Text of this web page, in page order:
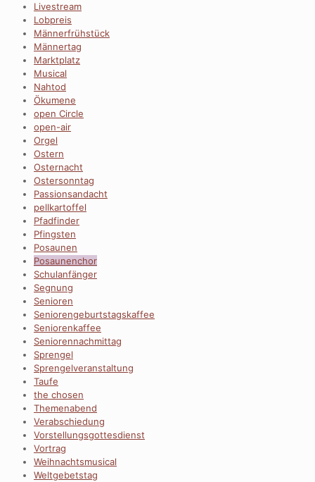
Livestream
Lobpreis
Männerfrühstück
Männertag
Marktplatz
Musical
Nahtod
Ökumene
open Circle
open-air
Orgel
Ostern
Osternacht
Ostersonntag
Passionsandacht
pellkartoffel
Pfadfinder
Pfingsten
Posaunen
Posaunenchor
Schulanfänger
Segnung
Senioren
Seniorengeburtstagskaffee
Seniorenkaffee
Seniorennachmittag
Sprengel
Sprengelveranstaltung
Taufe
the chosen
Themenabend
Verabschiedung
Vorstellungsgottesdienst
Vortrag
Weihnachtsmusical
Weltgebetstag